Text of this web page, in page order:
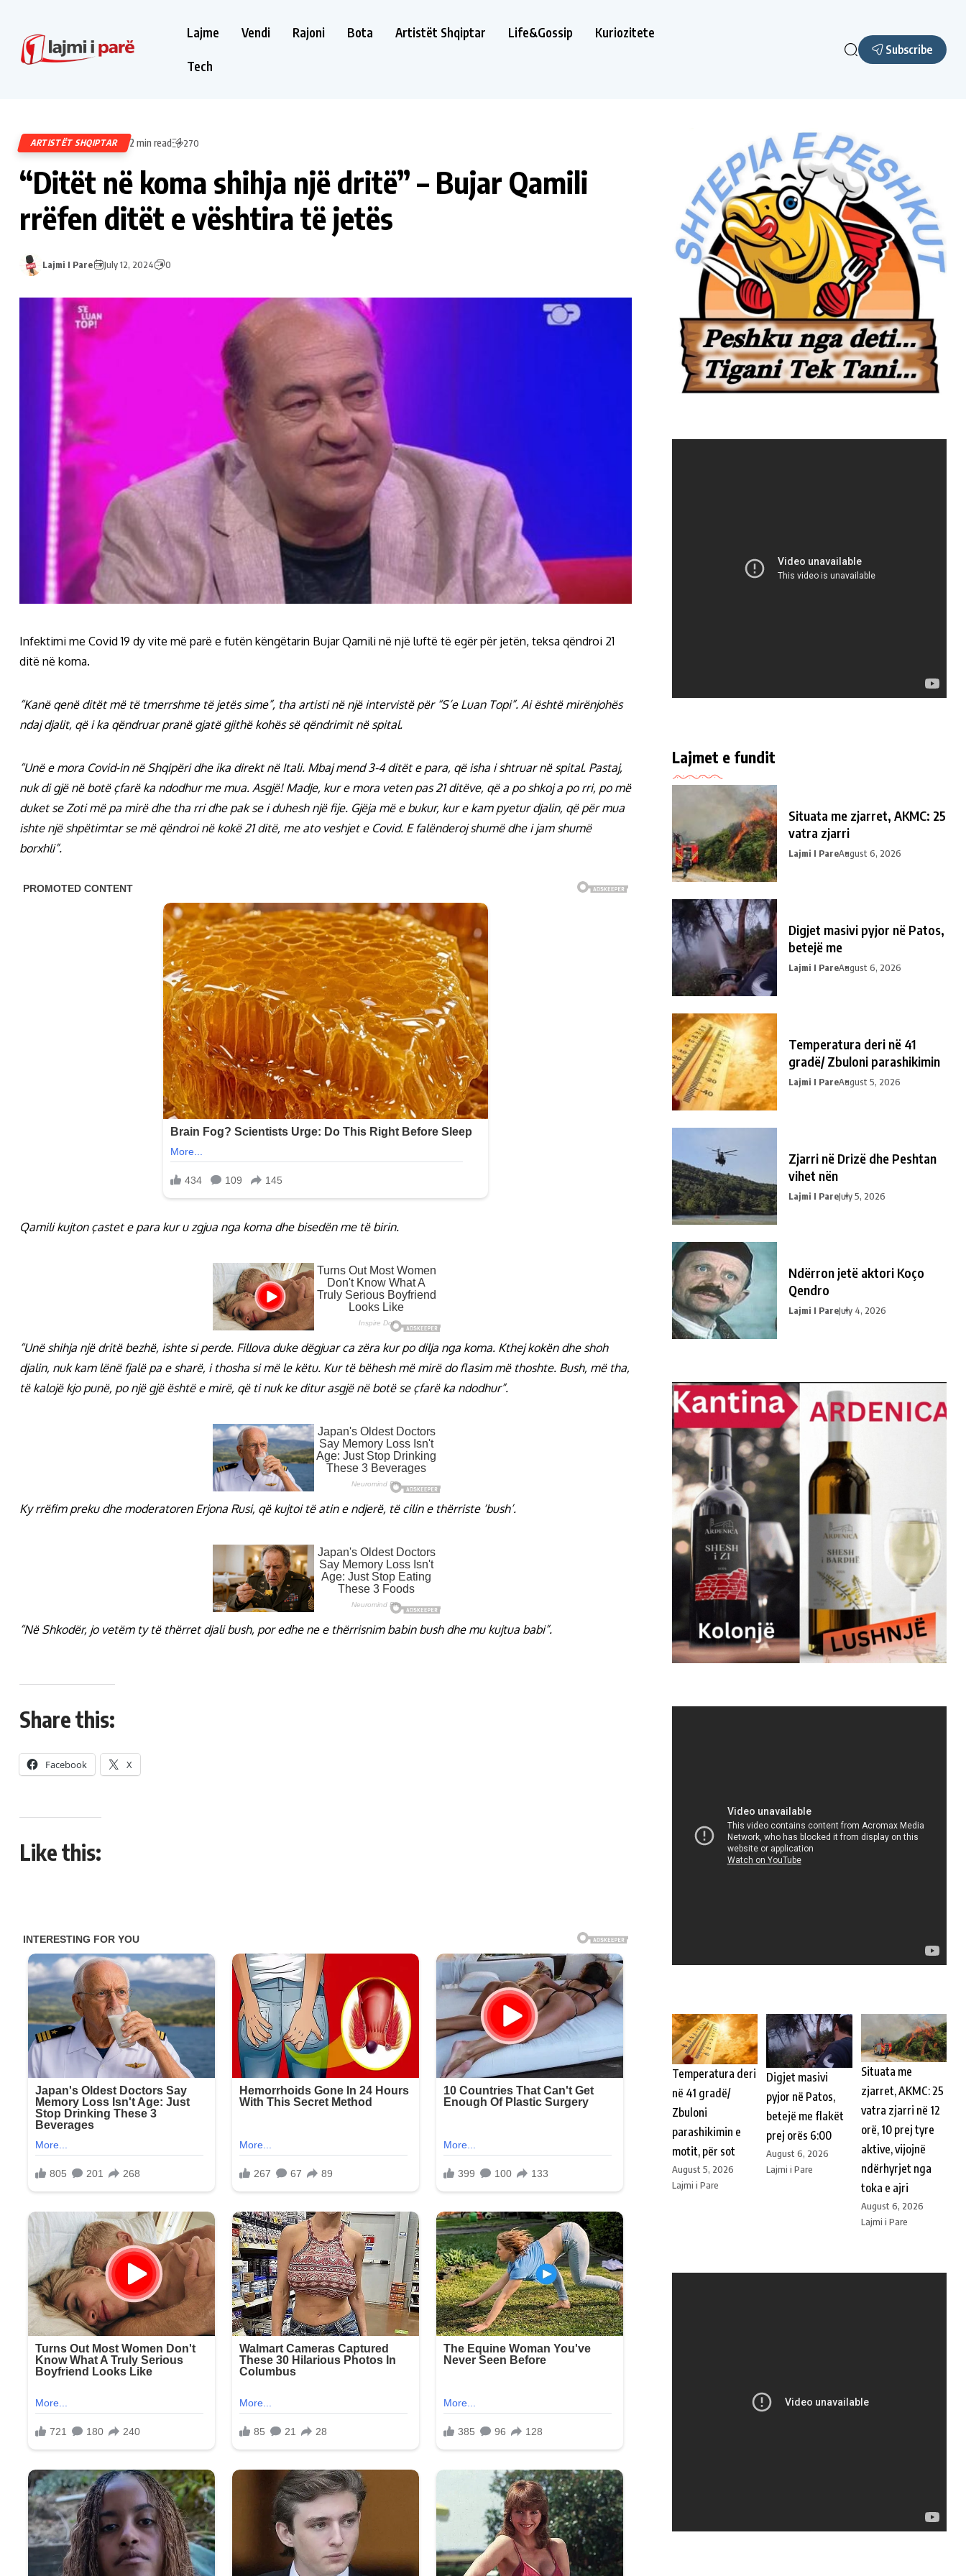
Lajme Vendi Rajoni Bota Artistët Shqiptar Life&Gossip Kuriozitete
Tech
Subscribe
ARTISTËT SHQIPTAR 2 min read 270
“Ditët në koma shihja një dritë” – Bujar Qamili
rrëfen ditët e vështira të jetës
Lajmi I Pare July 12, 2024 0
Infektimi me Covid 19 dy vite më parë e futën këngëtarin Bujar Qamili në një luftë të egër për jetën, teksa qëndroi 21
ditë në koma.
“Kanë qenë ditët më të tmerrshme të jetës sime”, tha artisti në një intervistë për “S’e Luan Topi”. Ai është mirënjohës
ndaj djalit, që i ka qëndruar pranë gjatë gjithë kohës së qëndrimit në spital.
“Unë e mora Covid-in në Shqipëri dhe ika direkt në Itali. Mbaj mend 3-4 ditët e para, që isha i shtruar në spital. Pastaj,
nuk di gjë në botë çfarë ka ndodhur me mua. Asgjë! Madje, kur e mora veten pas 21 ditëve, që a po shkoj a po rri, po më
duket se Zoti më pa mirë dhe tha rri dhe pak se i duhesh një fije. Gjëja më e bukur, kur e kam pyetur djalin, që për mua
ishte një shpëtimtar se më qëndroi në kokë 21 ditë, me ato veshjet e Covid. E falënderoj shumë dhe i jam shumë
borxhli”.
Qamili kujton çastet e para kur u zgjua nga koma dhe bisedën me të birin.
“Unë shihja një dritë bezhë, ishte si perde. Fillova duke dëgjuar ca zëra kur po dilja nga koma. Kthej kokën dhe shoh
djalin, nuk kam lënë fjalë pa e sharë, i thosha si më le këtu. Kur të bëhesh më mirë do flasim më thoshte. Bush, më tha,
të kalojë kjo punë, po një gjë është e mirë, që ti nuk ke ditur asgjë në botë se çfarë ka ndodhur”.
Ky rrëfim preku dhe moderatoren Erjona Rusi, që kujtoi të atin e ndjerë, të cilin e thërriste ‘bush’.
“Në Shkodër, jo vetëm ty të thërret djali bush, por edhe ne e thërrisnim babin bush dhe mu kujtua babi”.
Share this:
Facebook X
Like this:
Lajmet e fundit
Situata me zjarret, AKMC: 25
vatra zjarri
Lajmi I PareAugust 6, 2026
Digjet masivi pyjor në Patos,
betejë me
Lajmi I PareAugust 6, 2026
Temperatura deri në 41
gradë/ Zbuloni parashikimin
Lajmi I PareAugust 5, 2026
Zjarri në Drizë dhe Peshtan
vihet nën
Lajmi I PareJuly 5, 2026
Ndërron jetë aktori Koço
Qendro
Lajmi I PareJuly 4, 2026
Temperatura deri
në 41 gradë/
Zbuloni
parashikimin e
motit, për sot
August 5, 2026
Lajmi i Pare
Digjet masivi
pyjor në Patos,
betejë me flakët
prej orës 6:00
August 6, 2026
Lajmi i Pare
Situata me
zjarret, AKMC: 25
vatra zjarri në 12
orë, 10 prej tyre
aktive, vijojnë
ndërhyrjet nga
toka e ajri
August 6, 2026
Lajmi i Pare